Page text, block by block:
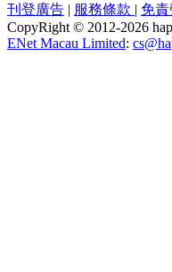
刊登廣告 | 服務條款 | 免責
CopyRight © 2012-2026
ENet Macau Limited: